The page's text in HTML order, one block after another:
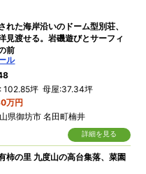
れた海岸沿いのドーム型別荘、
見渡せる。岩磯遊びとサーフィ
前
ル
102.85坪 母屋:37.34坪
万円
県御坊市 名田町楠井
詳細を見る
柿の里 九度山の高台集落、菜園